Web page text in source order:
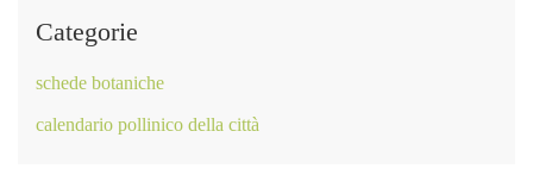
Categorie
schede botaniche
calendario pollinico della città